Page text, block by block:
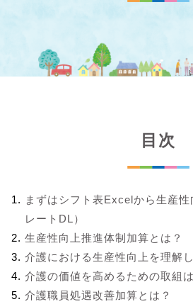
目次
まずはシフト表Excelから生産
レートDL）
生産性向上推進体制加算とは？
介護における生産性向上を理解し
介護の価値を高めるための取組
介護職員処遇改善加算とは？